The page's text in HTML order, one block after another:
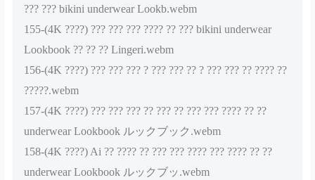
??? ??? bikini underwear Lookb.webm
155-(4K ????) ??? ??? ??? ???? ?? ??? bikini underwear
Lookbook ?? ?? ?? Lingeri.webm
156-(4K ????) ??? ??? ??? ? ??? ??? ?? ? ??? ??? ?? ???? ??
?????.webm
157-(4K ????) ??? ??? ??? ?? ??? ?? ??? ??? ???? ?? ??
underwear Lookbook ルックブック.webm
158-(4K ????) Ai ?? ???? ?? ??? ??? ???? ??? ???? ?? ??
underwear Lookbook ルックブッ.webm